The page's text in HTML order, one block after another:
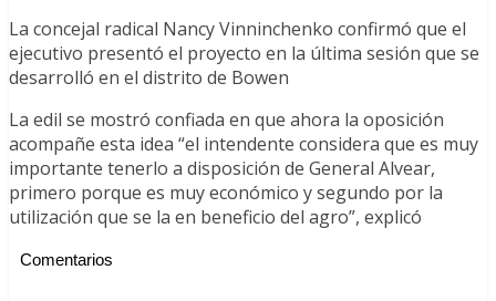
La concejal radical Nancy Vinninchenko confirmó que el
ejecutivo presentó el proyecto en la última sesión que se
desarrolló en el distrito de Bowen
La edil se mostró confiada en que ahora la oposición
acompañe esta idea “el intendente considera que es muy
importante tenerlo a disposición de General Alvear,
primero porque es muy económico y segundo por la
utilización que se la en beneficio del agro”, explicó
Comentarios